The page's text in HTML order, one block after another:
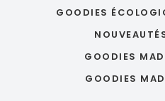
GOODIES
GOODIES
GOODIES